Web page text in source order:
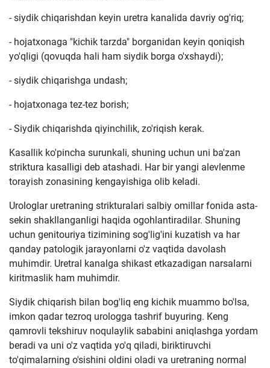
- siydik chiqarishdan keyin uretra kanalida davriy og'riq;
- hojatxonaga "kichik tarzda" borganidan keyin qoniqish
yo'qligi (qovuqda hali ham siydik borga o'xshaydi);
- siydik chiqarishga undash;
- hojatxonaga tez-tez borish;
- Siydik chiqarishda qiyinchilik, zo'riqish kerak.
Kasallik ko'pincha surunkali, shuning uchun uni ba'zan
striktura kasalligi deb atashadi. Har bir yangi alevlenme
torayish zonasining kengayishiga olib keladi.
Urologlar uretraning strikturalari salbiy omillar fonida asta-
sekin shakllanganligi haqida ogohlantiradilar. Shuning
uchun genitouriya tizimining sog'lig'ini kuzatish va har
qanday patologik jarayonlarni o'z vaqtida davolash
muhimdir. Uretral kanalga shikast etkazadigan narsalarni
kiritmaslik ham muhimdir.
Siydik chiqarish bilan bog'liq eng kichik muammo bo'lsa,
imkon qadar tezroq urologga tashrif buyuring. Keng
qamrovli tekshiruv noqulaylik sababini aniqlashga yordam
beradi va uni o'z vaqtida yo'q qiladi, biriktiruvchi
to'qimalarning o'sishini oldini oladi va uretraning normal